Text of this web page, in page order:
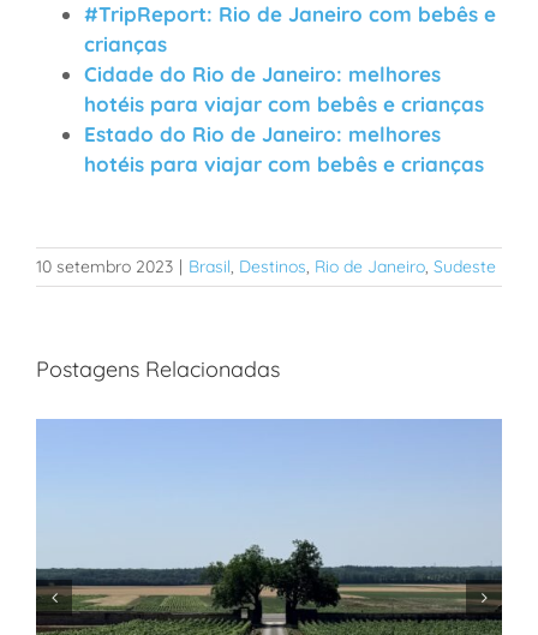
#TripReport: Rio de Janeiro com bebês e
crianças
Cidade do Rio de Janeiro: melhores
hotéis para viajar com bebês e crianças
Estado do Rio de Janeiro: melhores
hotéis para viajar com bebês e crianças
10 setembro 2023 | Brasil, Destinos, Rio de Janeiro, Sudeste
Postagens Relacionadas